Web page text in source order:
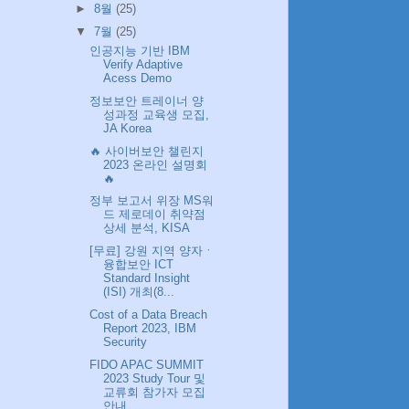
► 8월 (25)
▼ 7월 (25)
인공지능 기반 IBM
Verify Adaptive
Acess Demo
정보보안 트레이너 양
성과정 교육생 모집,
JA Korea
🔥 사이버보안 챌린지
2023 온라인 설명회
🔥
정부 보고서 위장 MS워
드 제로데이 취약점
상세 분석, KISA
[무료] 강원 지역 양자ㆍ
융합보안 ICT
Standard Insight
(ISI) 개최(8...
Cost of a Data Breach
Report 2023, IBM
Security
FIDO APAC SUMMIT
2023 Study Tour 및
교류회 참가자 모집
안내, ...